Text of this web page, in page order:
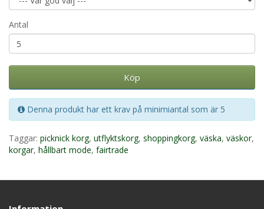
Antal
Köp
Denna produkt har ett krav på minimiantal som är 5
Taggar: picknick korg, utflyktskorg, shoppingkorg, väska, väskor,
korgar, hållbart mode, fairtrade